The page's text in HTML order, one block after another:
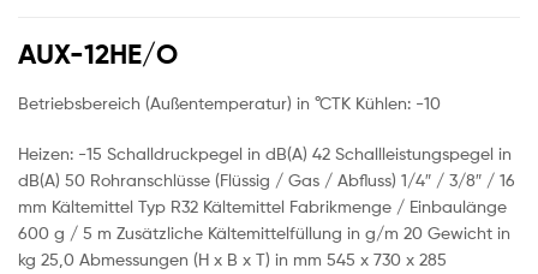
AUX-12HE/O
Betriebsbereich (Außentemperatur) in °CTK Kühlen: -10
Heizen: -15 Schalldruckpegel in dB(A) 42 Schallleistungspegel in
dB(A) 50 Rohranschlüsse (Flüssig / Gas / Abfluss) 1/4″ / 3/8″ / 16
mm Kältemittel Typ R32 Kältemittel Fabrikmenge / Einbaulänge
600 g / 5 m Zusätzliche Kältemittelfüllung in g/m 20 Gewicht in
kg 25,0 Abmessungen (H x B x T) in mm 545 x 730 x 285